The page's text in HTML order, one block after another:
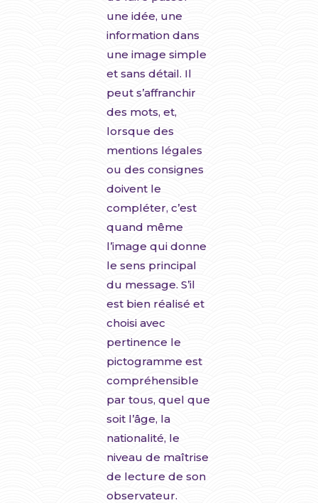
une idée, une
information dans
une image simple
et sans détail. Il
peut s’affranchir
des mots, et,
lorsque des
mentions légales
ou des consignes
doivent le
compléter, c’est
quand même
l’image qui donne
le sens principal
du message. S’il
est bien réalisé et
choisi avec
pertinence le
pictogramme est
compréhensible
par tous, quel que
soit l’âge, la
nationalité, le
niveau de maîtrise
de lecture de son
observateur.